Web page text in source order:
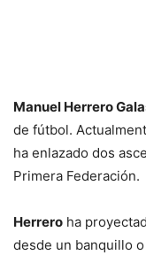
Manuel Herrero
de fútbol.
ha enlazado dos
Primera Federación.
Herrero ha
desde un banquillo